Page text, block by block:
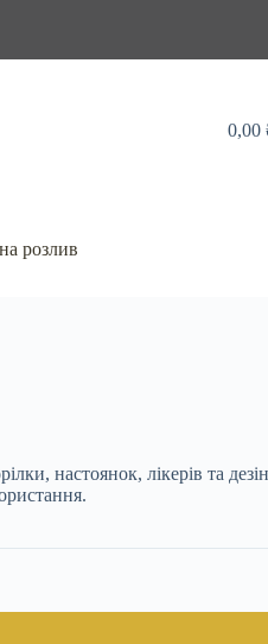
0,00
розлив
настоянок, лікерів та